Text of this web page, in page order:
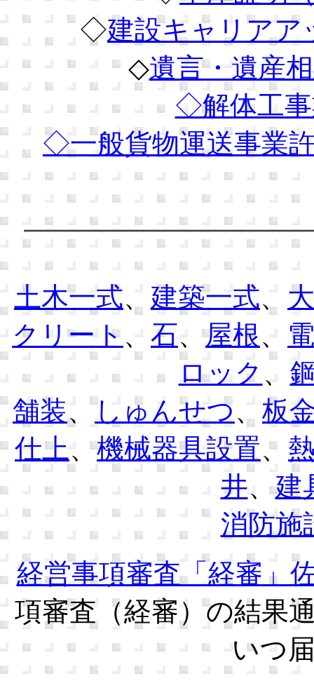
◇建設キャリアア
◇遺言・遺産
◇解体工事
◇一般貨物運送事業
土木一式、 建築一式、
クリート、 石、屋根、
ロック 、
舗装、しゅんせつ、 板
仕上 、機械器具設置、
井、建
消防施
経営事項審査「経審」
項審査（経審）の結果
いつ